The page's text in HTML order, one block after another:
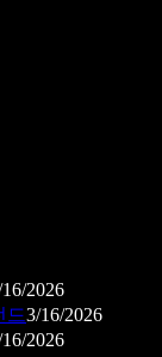
2026
드3/16/2026
2026